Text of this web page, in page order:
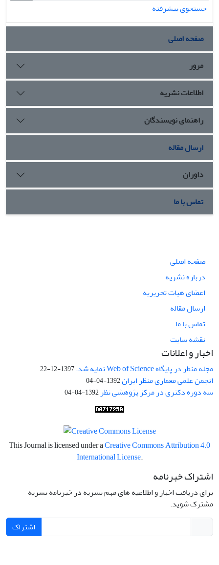
جستجوی پیشرفته
صفحه اصلی
مرور
اطلاعات نشریه
راهنمای نویسندگان
ارسال مقاله
داوران
تماس با ما
صفحه اصلی
درباره نشریه
اعضای هیات تحریریه
ارسال مقاله
تماس با ما
نقشه سایت
اخبار و اعلانات
مجله منظر در پایگاه Web of Science نمایه شد. 1397-12-22
انجمن علمی معماری منظر ایران1392-04-04
سه دوره دکتری در مرکز پژوهشی نظر 1392-04-04
This Journal is licensed under aCreative Commons Attribution 4.0
International License.
اشتراک خبرنامه
برای دریافت اخبار و اطلاعیه های مهم نشریه در خبرنامه نشریه
مشترک شوید.
اشتراک